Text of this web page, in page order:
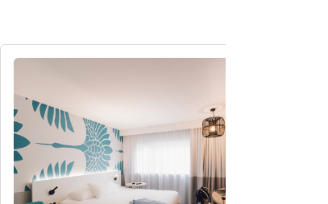
Ayrıntıları göster